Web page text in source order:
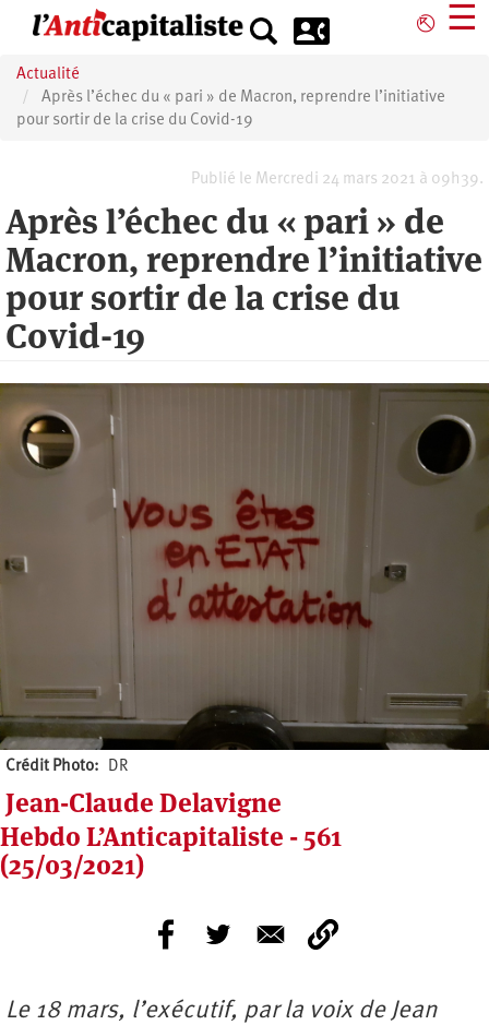
principal
⎋ ☰
Actualité
Après l’échec du « pari » de Macron, reprendre l’initiative
pour sortir de la crise du Covid-19
Publié le Mercredi 24 mars 2021 à 09h39.
Après l’échec du « pari » de
Macron, reprendre l’initiative
pour sortir de la crise du
Covid-19
Crédit Photo DR
Jean-Claude Delavigne
Hebdo L’Anticapitaliste - 561
(25/03/2021)
Le 18 mars, l’exécutif, par la voix de Jean